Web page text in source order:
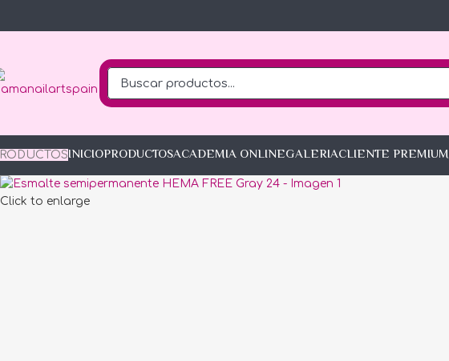
INICIOPRODUCTOSACADEMIA ONLINEGALERIACLIENTE PREMIUM
Click to enlarge